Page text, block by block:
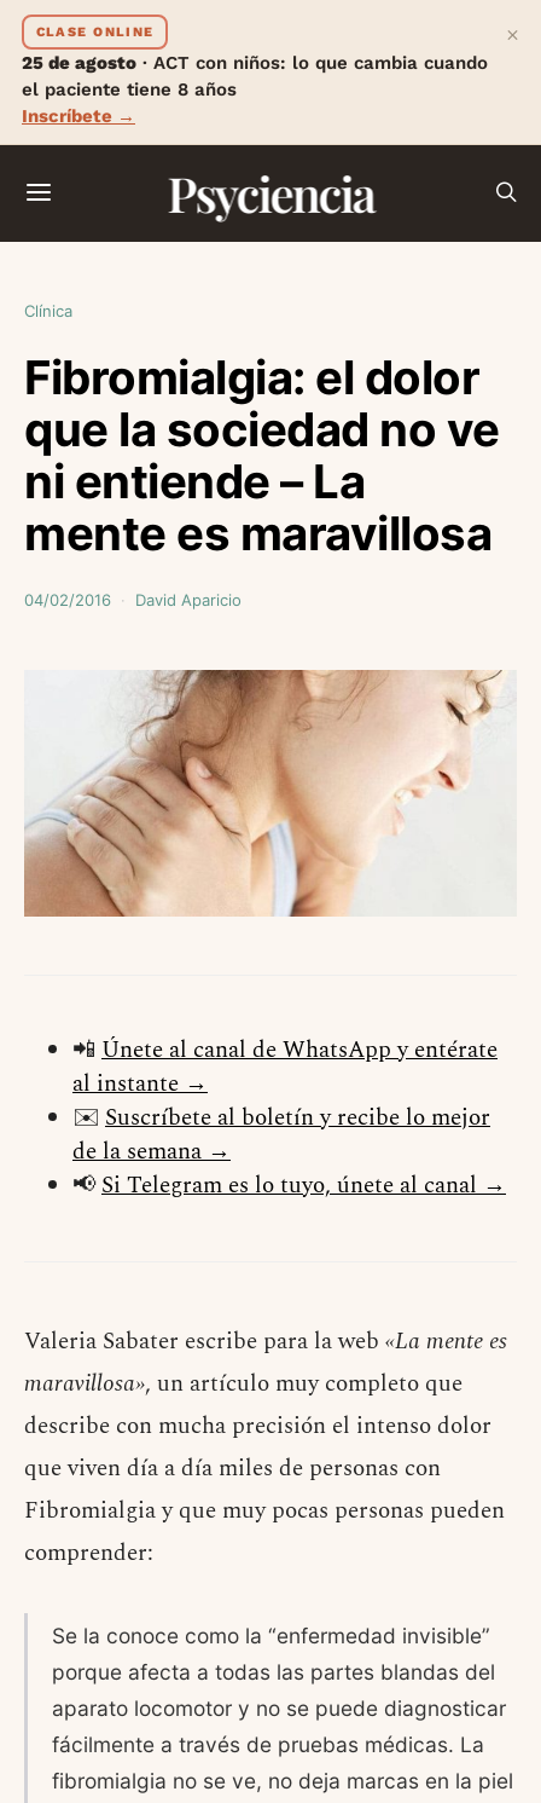
CLASE ONLINE
25 de agosto · ACT con niños: lo que cambia cuando
el paciente tiene 8 años
Inscríbete →
×
Psyciencia
Clínica
Fibromialgia: el dolor
que la sociedad no ve
ni entiende – La
mente es maravillosa
04/02/2016 David Aparicio
📲 Únete al canal de WhatsApp y entérate
al instante →
✉️ Suscríbete al boletín y recibe lo mejor
de la semana →
📢Si Telegram es lo tuyo, únete al canal →
Valeria Sabater escribe para la web «La mente es
maravillosa», un artículo muy completo que
describe con mucha precisión el intenso dolor
que viven día a día miles de personas con
Fibromialgia y que muy pocas personas pueden
comprender:
Se la conoce como la “enfermedad invisible”
porque afecta a todas las partes blandas del
aparato locomotor y no se puede diagnosticar
fácilmente a través de pruebas médicas. La
fibromialgia no se ve, no deja marcas en la piel